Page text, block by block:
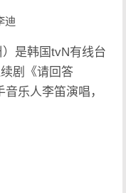
迪
）是韩国tvN有线台
剧《请回答
乐人李笛演唱，